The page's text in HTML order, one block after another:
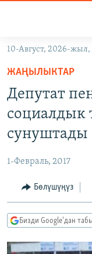
Навигацияга
өтүңүз
Издөөгө
салыңызКЫРГЫЗСТАН
МАДАНИЯТ
ДҮЙНӨ
ТВ
БҮГҮН АЗАТТЫКТА
ДАНИСТЕ
ПОДКАСТ
Русский
10-Август, 2026-
ЖАҢЫЛЫКТАР
Депутат
социалдык
сунуштады
1-Февраль, 2017
Бөлүшүңүз
Бизди Google'дан